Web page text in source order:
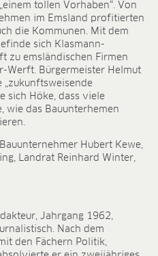
tollen Vorhaben“. Von
im Emsland profitierten
die Kommunen. Mit dem
sich Klasmann-
zu emsländischen Firmen
Werft. Bürgermeister Helmut
„zukunftsweisende
sich Höke, dass viele
wie das Bauunterhemen
Hubert Kewe,
Landrat Reinhard Winter,
Jahrgang 1962,
Nach dem
den Fächern Politik,